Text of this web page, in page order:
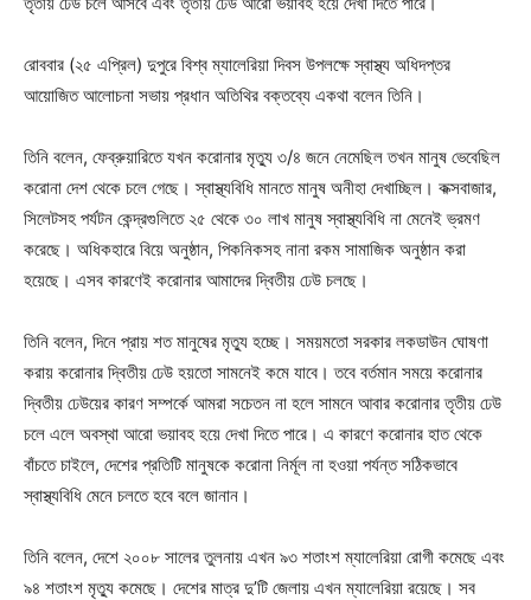
রোববার (২৫ এপ্রিল) দুপুরে বিশ্ব ম্যালেরিয়া দিবস উপলক্ষে স্বাস্থ্য অধিদপ্তর
আয়োজিত আলোচনা সভায় প্রধান অতিথির বক্তব্যে একথা বলেন তিনি।
তিনি বলেন, ফেব্রুয়ারিতে যখন করোনার মৃত্যু ৩/৪ জনে নেমেছিল তখন মানুষ ভেবেছিল
করোনা দেশ থেকে চলে গেছে। স্বাস্থ্যবিধি মানতে মানুষ অনীহা দেখাচ্ছিল। কক্সবাজার,
সিলেটসহ পর্যটন কেন্দ্রগুলিতে ২৫ থেকে ৩০ লাখ মানুষ স্বাস্থ্যবিধি না মেনেই ভ্রমণ
করেছে। অধিকহারে বিয়ে অনুষ্ঠান, পিকনিকসহ নানা রকম সামাজিক অনুষ্ঠান করা
হয়েছে। এসব কারণেই করোনার আমাদের দ্বিতীয় ঢেউ চলছে।
তিনি বলেন, দিনে প্রায় শত মানুষের মৃত্যু হচ্ছে। সময়মতো সরকার লকডাউন ঘোষণা
করায় করোনার দ্বিতীয় ঢেউ হয়তো সামনেই কমে যাবে। তবে বর্তমান সময়ে করোনার
দ্বিতীয় ঢেউয়ের কারণ সম্পর্কে আমরা সচেতন না হলে সামনে আবার করোনার তৃতীয় ঢেউ
চলে এলে অবস্থা আরো ভয়াবহ হয়ে দেখা দিতে পারে। এ কারণে করোনার হাত থেকে
বাঁচতে চাইলে, দেশের প্রতিটি মানুষকে করোনা নির্মূল না হওয়া পর্যন্ত সঠিকভাবে
স্বাস্থ্যবিধি মেনে চলতে হবে বলে জানান।
তিনি বলেন, দেশে ২০০৮ সালের তুলনায় এখন ৯৩ শতাংশ ম্যালেরিয়া রোগী কমেছে এবং
৯৪ শতাংশ মৃত্যু কমেছে। দেশের মাত্র দু’টি জেলায় এখন ম্যালেরিয়া রয়েছে। সব